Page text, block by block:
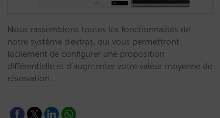
Nous rassemblons toutes les fonctionnalités de
notre système d'extras, qui vous permettront
facilement de configurer une proposition
différentielle et d’augmenter votre valeur moyenne de
réservation.…